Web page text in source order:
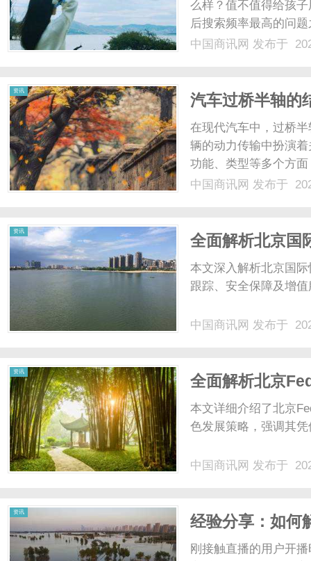
么样？值不值得给孩
后搜索频率最高的问
平对比金赛增®（通用
中国商讯网 发布于
资讯
汽车过桥半轴的
在现代汽车中，过桥
辆的动力传输中扮演
功能、类型等多个方
意事项。一、过桥半
中国商讯网 发布于
资讯
全面解析北京国
本文深入解析北京国
跟踪、安全保障及增
中国商讯网 发布于
资讯
全面解析北京
案
本文详细介绍了北京
色发展策略，强调其
中国商讯网 发布于
资讯
经验分享：如何
用技巧
刚接触直播的用户开